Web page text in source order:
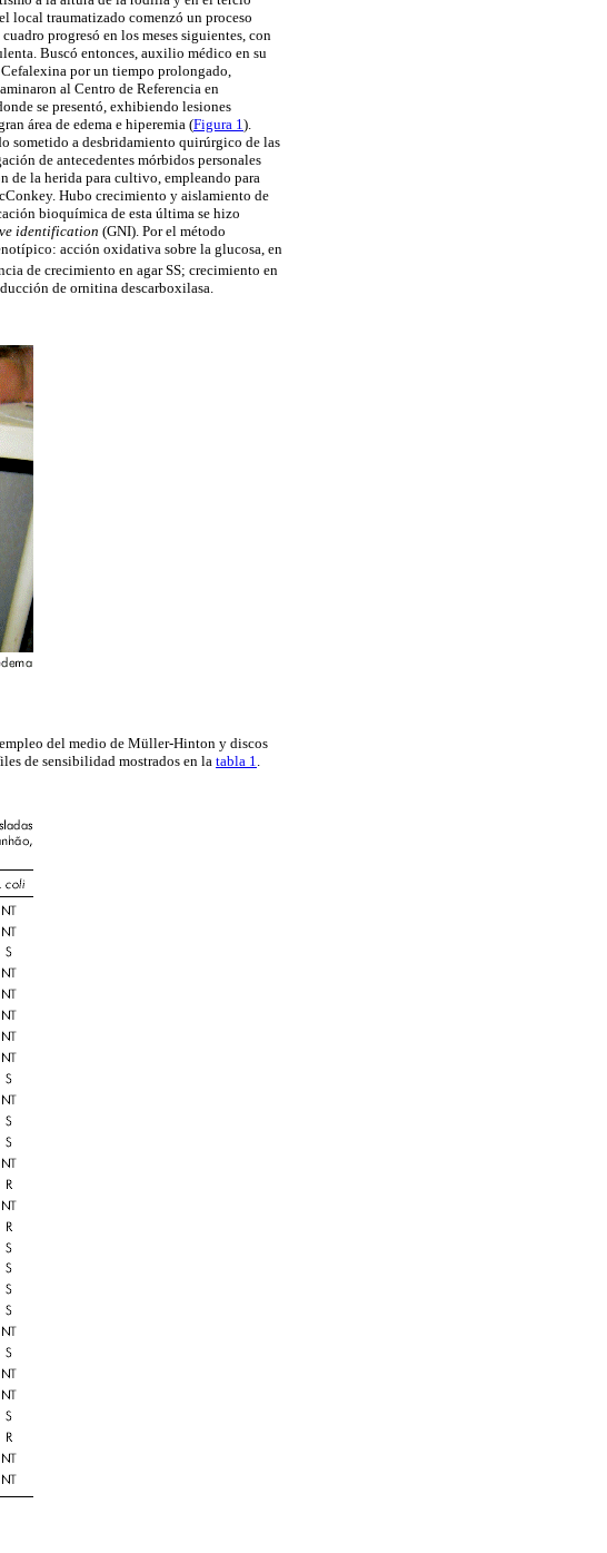
local traumatizado comenzó un proceso
progresó en los meses siguientes, con
Buscó entonces, auxilio médico en su
por un tiempo prolongado,
al Centro de Referencia en
se presentó, exhibiendo lesiones
área de edema e hiperemia (Figura 1 ).
sometido a desbridamiento quirúrgico de las
de antecedentes mórbidos personales
de la herida para cultivo, empleando para
Hubo crecimiento y aislamiento de
bioquímica de esta última se hizo
identification (GNI). Por el método
acción oxidativa sobre la glucosa, en
de crecimiento en agar SS; crecimiento en
de ornitina descarboxilasa.
del medio de Müller-Hinton y discos
de sensibilidad mostrados en la tabla 1